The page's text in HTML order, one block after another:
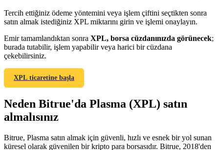
Yönlendirme
Arkadaşını davet et, nakit ödüller kazan
BTC Welcome Rewards
Tercih ettiğiniz ödeme yöntemini veya işlem çiftini seçtikten sonra
satın almak istediğiniz XPL miktarını girin ve işlemi onaylayın.
Emir tamamlandıktan sonra XPL, borsa cüzdanınızda görünecek;
burada tutabilir, işlem yapabilir veya harici bir cüzdana
çekebilirsiniz.
XPL ticaretine başla
Neden Bitrue'da Plasma (XPL) satın
almalısınız
Bitrue, Plasma satın almak için güvenli, hızlı ve esnek bir yol sunan
küresel olarak güvenilen bir kripto para borsasıdır. Bitrue, 2018'den